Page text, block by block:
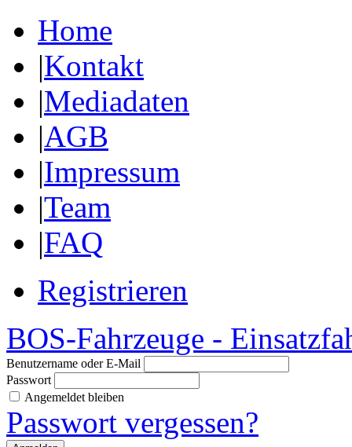
Home
|Kontakt
|Mediadaten
|AGB
|Impressum
|Team
|FAQ
Registrieren
BOS-Fahrzeuge -
Benutzername oder E-Mail
Passwort
Angemeldet bleiben
Passwort vergessen?